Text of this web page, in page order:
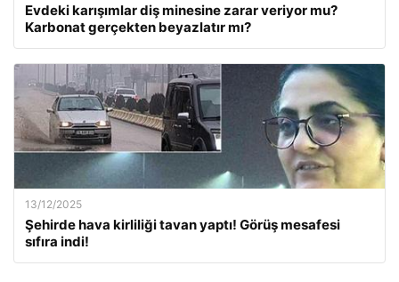
Evdeki karışımlar diş minesine zarar veriyor mu?
Karbonat gerçekten beyazlatır mı?
13/12/2025
Şehirde hava kirliliği tavan yaptı! Görüş mesafesi
sıfıra indi!